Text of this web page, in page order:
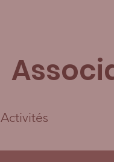
Activités